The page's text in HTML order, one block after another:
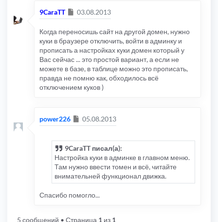
9CaraTT Сообщение
03.08.2013
Когда переносишь сайт на другой домен, нужно
куки в браузере отключить, войти в админку и
прописать а настройках куки домен который у
Вас сейчас ... это простой вариант, а если не
можете в базе, в таблице можно это прописать,
правда не помню как, обходилось всё
отключением куков )
power226 Сообщение
05.08.2013
9CaraTT писал(а):
Настройка куки в админке в главном меню.
Там нужно ввести томен и всё, читайте
внимательней функционал движка.
Спасибо помогло...
5 сообщений • Страница 1 из 1